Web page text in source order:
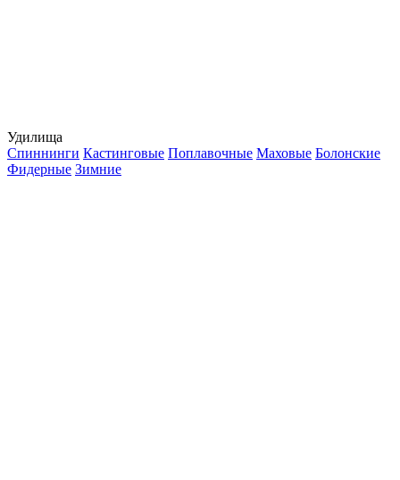
Удилища
Спиннинги Кастинговые Поплавочные Маховые Болонские
Фидерные Зимние